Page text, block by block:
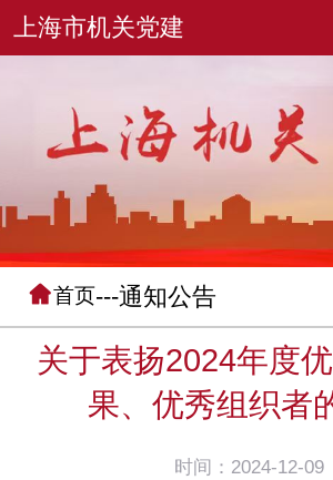
首页---通知公告
关于表扬2024年度
果、优秀组织者
时间：2024-12-09